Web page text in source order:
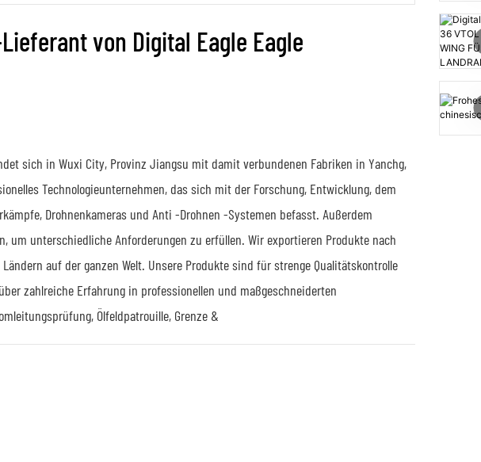
von Digital Eagle Eagle
sich in Wuxi City, Provinz Jiangsu mit damit verbundenen Fabriken in Yanchg,
Technologieunternehmen, das sich mit der Forschung, Entwicklung, dem
Drohnenkameras und Anti -Drohnen -Systemen befasst. Außerdem
unterschiedliche Anforderungen zu erfüllen. Wir exportieren Produkte nach
auf der ganzen Welt. Unsere Produkte sind für strenge Qualitätskontrolle
zahlreiche Erfahrung in professionellen und maßgeschneiderten
Ölfeldpatrouille, Grenze &